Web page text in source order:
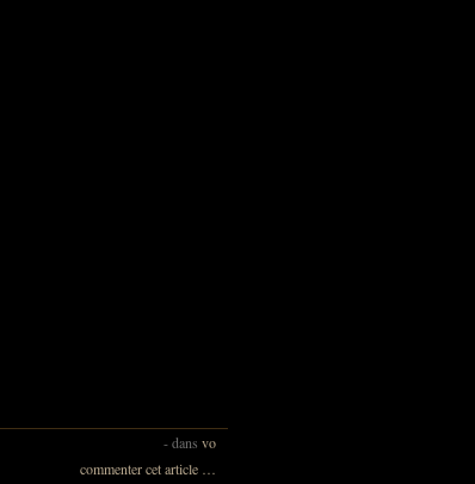
-dans vo
commenter cet article …